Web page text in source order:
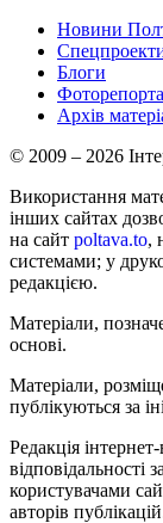
Новини
Блоги
Архів
© 2009 – 2026
Використання
інших сайтах
на сайт poltava.to,
системами; у
редакцією.
Матеріали,
основі.
Матеріали,
публікуються за
Редакція
відповідальності
користувачами
авторів